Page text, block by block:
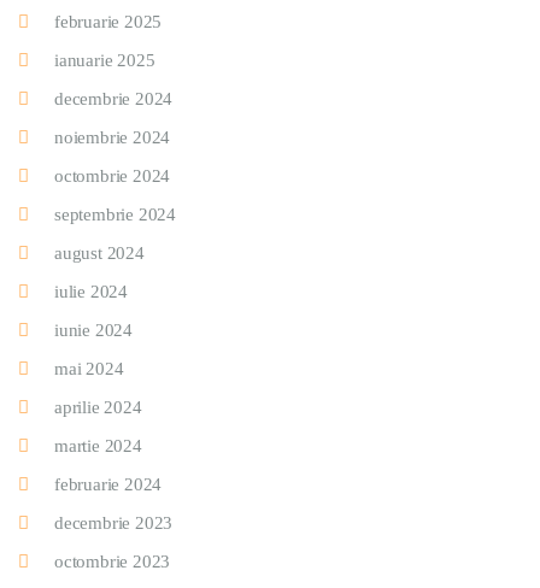
februarie 2025
ianuarie 2025
decembrie 2024
noiembrie 2024
octombrie 2024
septembrie 2024
august 2024
iulie 2024
iunie 2024
mai 2024
aprilie 2024
martie 2024
februarie 2024
decembrie 2023
octombrie 2023